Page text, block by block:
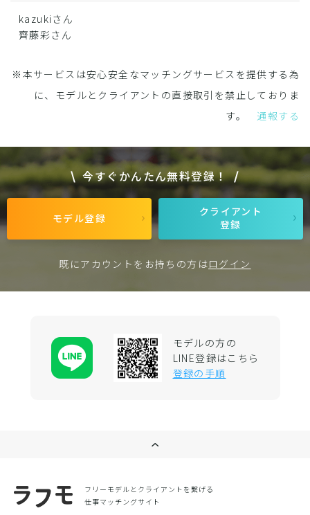
kazukiさん
齊藤彩さん
※本サービスは安心安全なマッチングサービスを提供する為
に、モデルとクライアントの直接取引を禁止しておりま
す。通報する
今すぐかんたん無料登録！
モデル登録
クライアント
登録
既にアカウントをお持ちの方はログイン
モデルの方の
LINE登録はこちら
登録の手順
フリーモデルとクライアントを繋げる
仕事マッチングサイト